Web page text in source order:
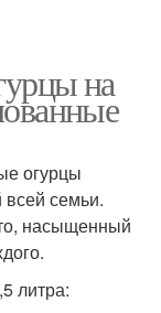
на
огурцы
всей семьи.
насыщенный
литра: